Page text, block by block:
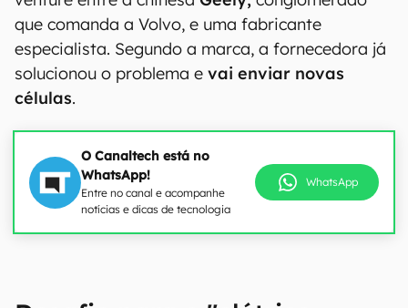
que comanda a Volvo, e uma fabricante
especialista. Segundo a marca, a fornecedora já
solucionou o problema e vai enviar novas
células.
O Canaltech está no
WhatsApp!
Entre no canal e acompanhe
notícias e dicas de tecnologia
WhatsApp